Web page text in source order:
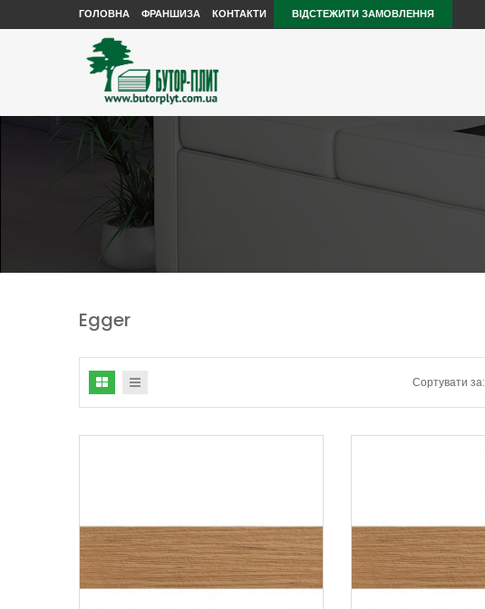
ГОЛОВНА ФРАНШИЗА КОНТАКТИ ВІДСТЕЖИТИ ЗАМОВЛЕННЯ
Egger
Сортувати за: